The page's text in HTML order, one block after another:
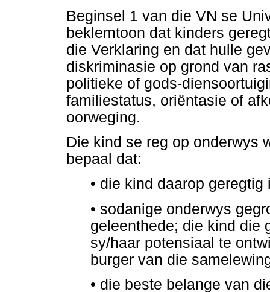
Beginsel 1 van die VN se
beklemtoon dat kinders
die Verklaring en dat hulle
diskriminasie op grond van
politieke of gods-
familiestatus, oriëntasie of
oorweging.
Die kind se reg op onderwys
bepaal dat:
• die kind daarop
• sodanige onderwys
geleenthede; die kind die
sy/haar potensiaal te
burger van die
• die beste belange van